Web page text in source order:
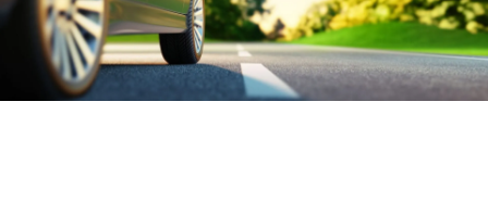
Bestel voordelig banden online
Gratis bezorgd of montage bij jou in de buurt
Seizoen:
Merken: